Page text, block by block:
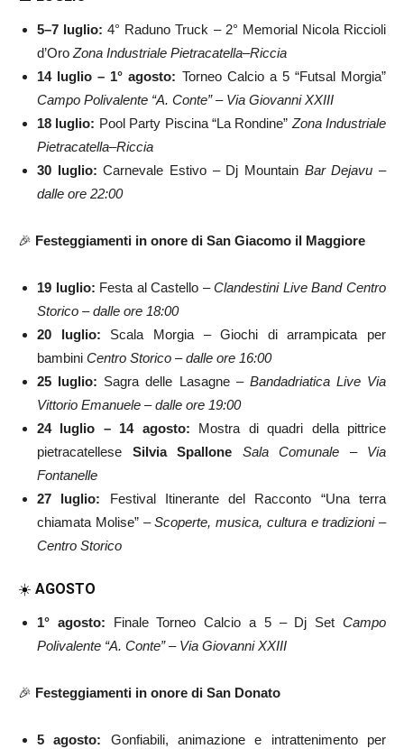
5–7 luglio: 4° Raduno Truck – 2° Memorial Nicola Riccioli
d’Oro Zona Industriale Pietracatella–Riccia
14 luglio – 1° agosto: Torneo Calcio a 5 “Futsal Morgia”
Campo Polivalente “A. Conte” – Via Giovanni XXIII
18 luglio: Pool Party Piscina “La Rondine” Zona Industriale
Pietracatella–Riccia
30 luglio: Carnevale Estivo – Dj Mountain Bar Dejavu –
dalle ore 22:00
🎉 Festeggiamenti in onore di San Giacomo il Maggiore
19 luglio: Festa al Castello –Clandestini Live Band Centro
Storico – dalle ore 18:00
20 luglio: Scala Morgia – Giochi di arrampicata per
bambini Centro Storico – dalle ore 16:00
25 luglio: Sagra delle Lasagne – Bandadriatica Live Via
Vittorio Emanuele – dalle ore 19:00
24 luglio – 14 agosto: Mostra di quadri della pittrice
pietracatellese Silvia Spallone
Sala Comunale – Via
Fontanelle
27 luglio: Festival Itinerante del Racconto “Una terra
chiamata Molise” –Scoperte, musica, cultura e tradizioni –
Centro Storico
☀️ AGOSTO
1° agosto: Finale Torneo Calcio a 5 – Dj SetCampo
Polivalente “A. Conte” – Via Giovanni XXIII
🎉 Festeggiamenti in onore di San Donato
5 agosto: Gonfiabili, animazione e intrattenimento per